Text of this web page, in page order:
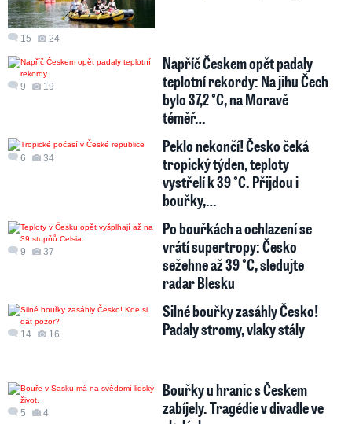
15 24
9 19
Napříč Českem opět padaly
teplotní rekordy: Na jihu Čech
bylo 37,2 °C, na Moravě
téměř…
6 34
Peklo nekončí! Česko čeká
tropický týden, teploty
vystřelí k 39 °C. Přijdou i
bouřky,…
9 37
Po bouřkách a ochlazení se
vrátí supertropy: Česko
sežehne až 39 °C, sledujte
radar Blesku
14 16
Silné bouřky zasáhly Česko!
Padaly stromy, vlaky stály
5 4
Bouřky u hranic s Českem
zabíjely. Tragédie v divadle ve